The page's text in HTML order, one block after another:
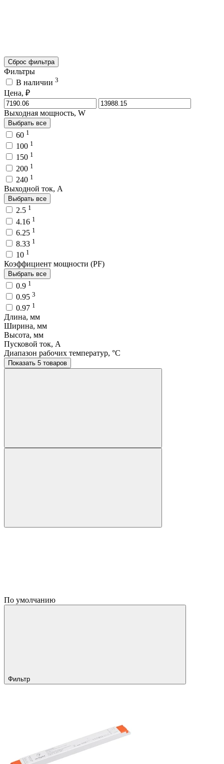
Сброс фильтра
Фильтры
В наличии 3
Цена, ₽
Выходная мощность, W
Выбрать все
60 1
100 1
150 1
200 1
240 1
Выходной ток, A
Выбрать все
2.5 1
4.16 1
6.25 1
8.33 1
10 1
Коэффициент мощности (PF)
Выбрать все
0.9 1
0.95 3
0.97 1
Длина, мм
Ширина, мм
Высота, мм
Пусковой ток, A
Диапазон рабочих температур, °C
Показать 5 товаров
По умолчанию
Фильтр